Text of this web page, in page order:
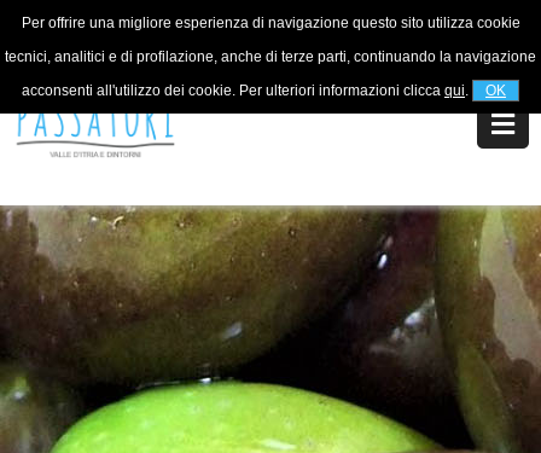
Per offrire una migliore esperienza di navigazione questo sito utilizza cookie
tecnici, analitici e di profilazione, anche di terze parti, continuando la navigazione
acconsenti all'utilizzo dei cookie. Per ulteriori informazioni clicca qui. OK
For information+39 320 5753268